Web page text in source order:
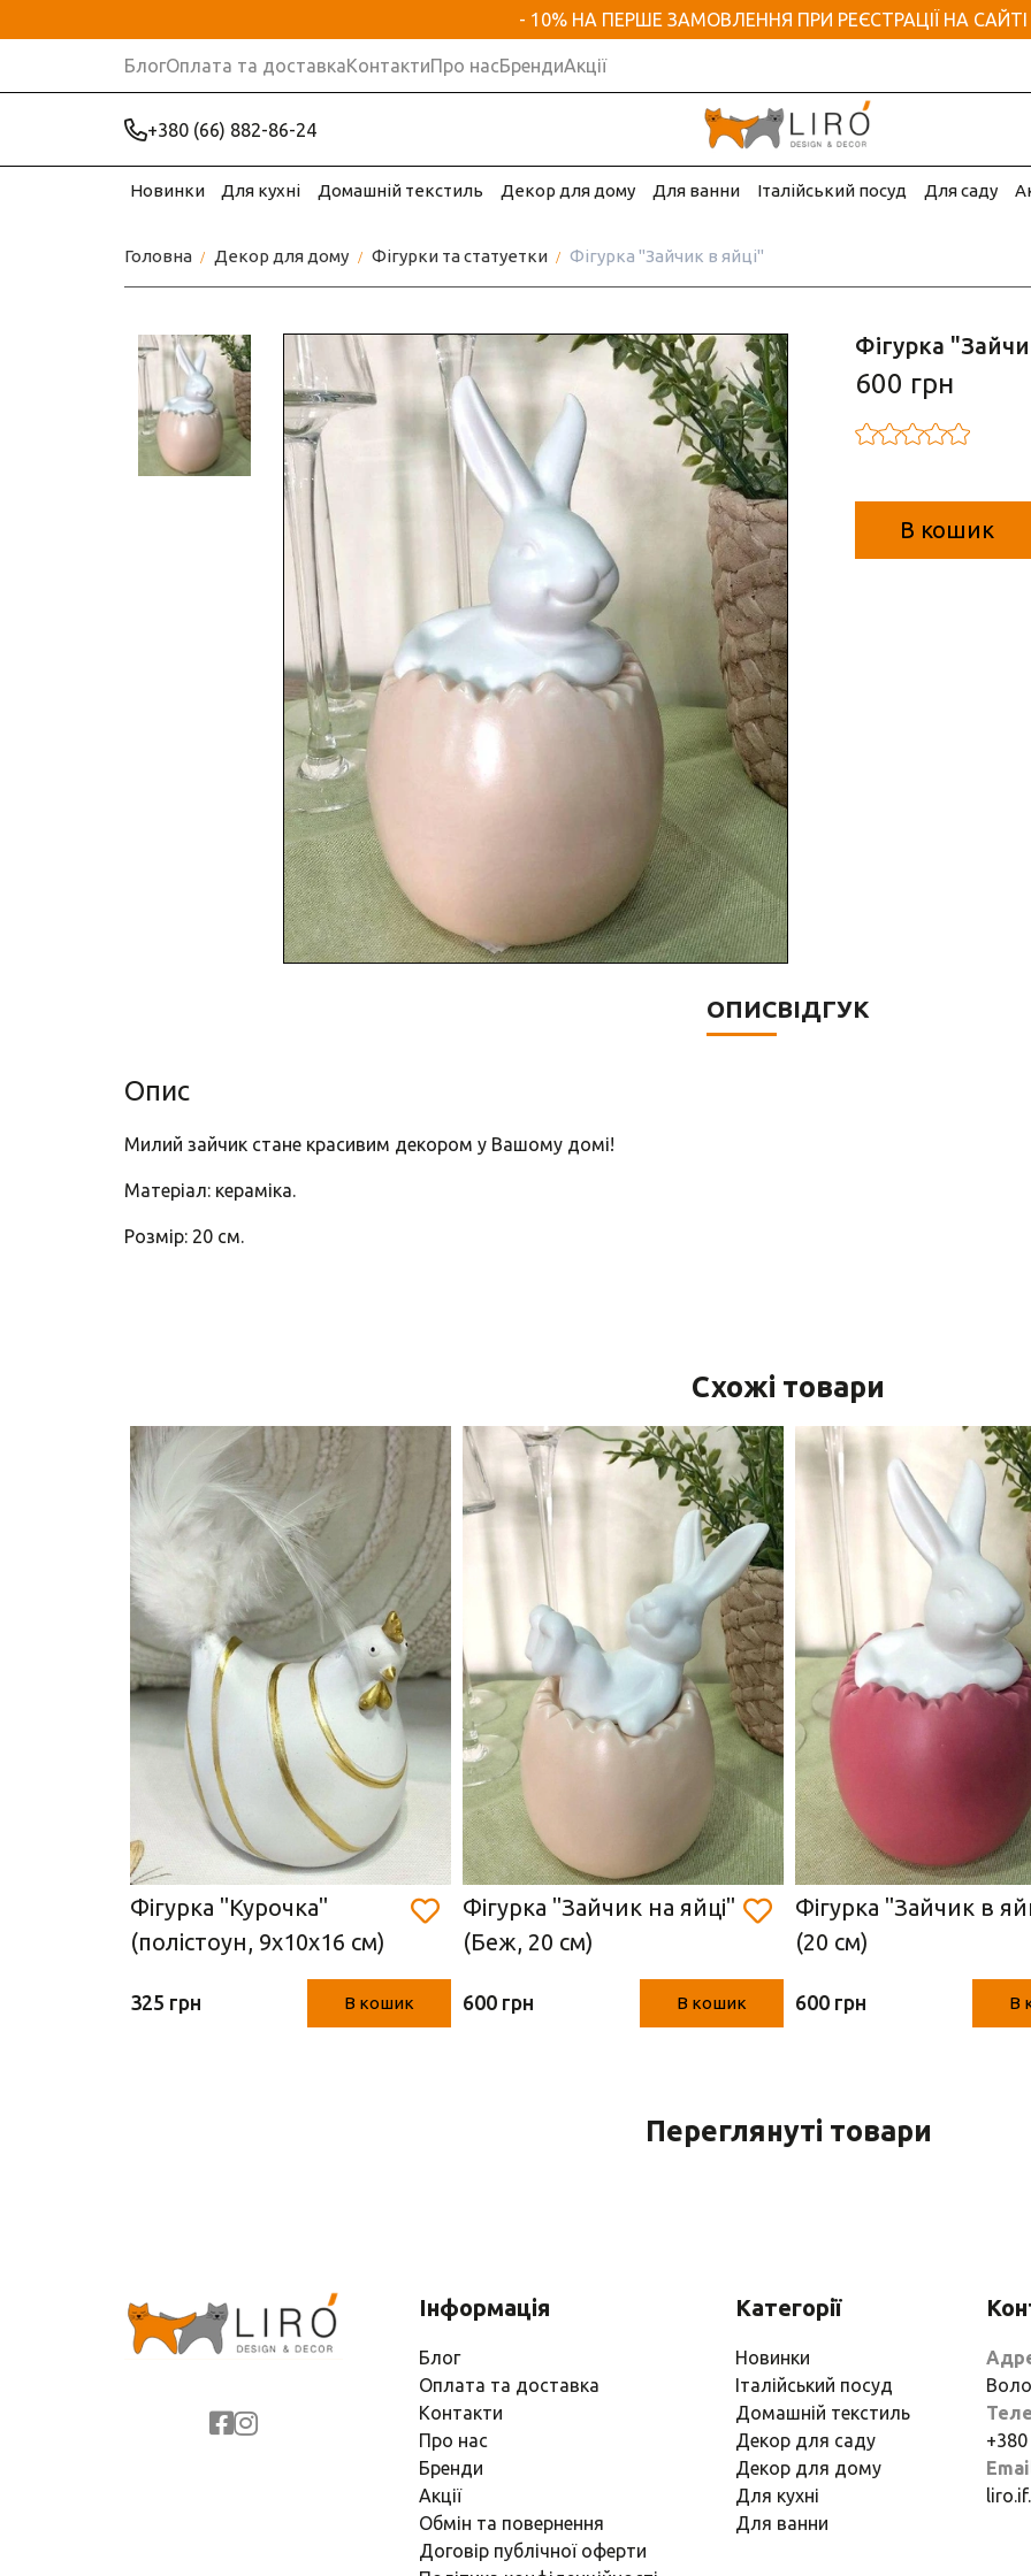
- 10% НА ПЕРШЕ ЗАМОВЛЕННЯ ПРИ РЕЄСТРАЦІЇ НА САЙТІ
БлогОплата та доставкаКонтактиПро насБрендиАкції
+380 (66) 882-86-24
Новинки Для кухні Домашній текстиль Декор для дому Для ванни Італійський посуд Для саду
Головна Декор для дому Фігурки та статуетки Фігурка "Зайчик в яйці"
Фігурка
600 грн
В кошик
ОПИСВІДГУК
Опис
Милий зайчик стане красивим декором у Вашому домі!
Матеріал: кераміка.
Розмір: 20 см.
Схожі товари
Фігурка "Курочка"
(полістоун, 9х10х16 см)
325 грн В кошик
Фігурка "Зайчик на яйці"
(Беж, 20 см)
600 грн В кошик
Фігурка "Зайчик в
(20 см)
600 грн В
Переглянуті товари
Інформація
Блог
Оплата та доставка
Контакти
Про нас
Бренди
Акції
Обмін та повернення
Договір публічної оферти
Категорії
Новинки
Італійський посуд
Домашній текстиль
Декор для саду
Декор для дому
Для кухні
Для ванни